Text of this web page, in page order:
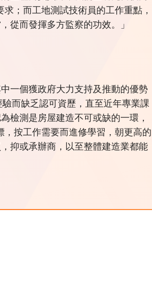
；而工地測試技術員的工作重點，
從而發揮多方監察的功效。」
一個獲政府大力支持及推動的優勢
而缺乏認可資歷，直至近年專業課
檢測是房屋建造不可或缺的一環，
按工作需要而進修學習，朝更高的
抑或承辦商，以至整體建造業都能